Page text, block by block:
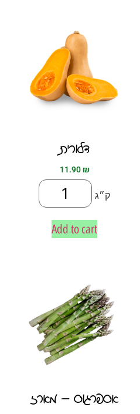
דלורית
11.90₪
ק״ג
Add to cart
אספרגוס – מארז